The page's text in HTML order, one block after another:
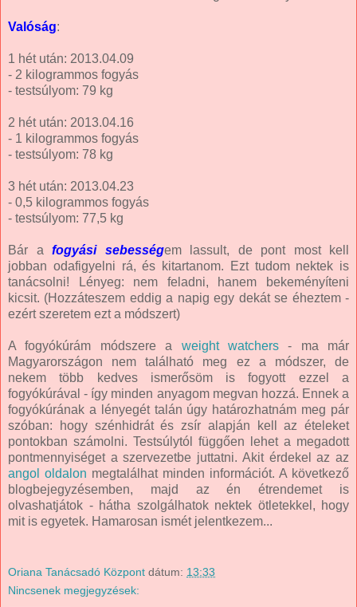
Valóság:
1 hét után: 2013.04.09
- 2 kilogrammos fogyás
- testsúlyom: 79 kg
2 hét után: 2013.04.16
- 1 kilogrammos fogyás
- testsúlyom: 78 kg
3 hét után: 2013.04.23
- 0,5 kilogrammos fogyás
- testsúlyom: 77,5 kg
Bár a fogyási sebességem lassult, de pont most kell
jobban odafigyelni rá, és kitartanom. Ezt tudom nektek is
tanácsolni! Lényeg: nem feladni, hanem bekeményíteni
kicsit. (Hozzáteszem eddig a napig egy dekát se éheztem -
ezért szeretem ezt a módszert)
A fogyókúrám módszere a weight watchers- ma már
Magyarországon nem található meg ez a módszer, de
nekem több kedves ismerősöm is fogyott ezzel a
fogyókúrával - így minden anyagom megvan hozzá. Ennek a
fogyókúrának a lényegét talán úgy határozhatnám meg pár
szóban: hogy szénhidrát és zsír alapján kell az ételeket
pontokban számolni. Testsúlytól függően lehet a megadott
pontmennyiséget a szervezetbe juttatni. Akit érdekel az az
angol oldalon megtalálhat minden információt. A következő
blogbejegyzésemben, majd az én étrendemet is
olvashatjátok - hátha szolgálhatok nektek ötletekkel, hogy
mit is egyetek. Hamarosan ismét jelentkezem...
Oriana Tanácsadó Központ dátum: 13:33
Nincsenek megjegyzések: